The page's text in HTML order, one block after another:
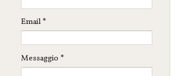
Email *
Messaggio *